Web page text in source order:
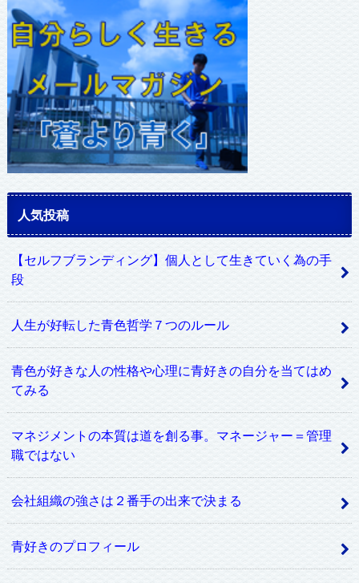
レ
ス
人気投稿
【セルフブランディング】個人として生きていく為の手
段
人生が好転した青色哲学７つのルール
青色が好きな人の性格や心理に青好きの自分を当てはめ
てみる
マネジメントの本質は道を創る事。マネージャー＝管理
職ではない
会社組織の強さは２番手の出来で決まる
青好きのプロフィール